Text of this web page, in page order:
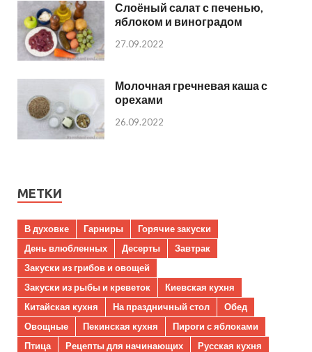
Слоёный салат с печенью,
яблоком и виноградом
27.09.2022
Молочная гречневая каша с
орехами
26.09.2022
МЕТКИ
В духовке Гарниры
Горячие закуски
День влюбленных
Десерты
Завтрак
Закуски из грибов и овощей
Закуски из рыбы и креветок
Киевская кухня
Китайская кухня
На праздничный стол
Обед
Овощные
Пекинская кухня
Пироги с яблоками
Птица
Рецепты для начинающих
Русская кухня